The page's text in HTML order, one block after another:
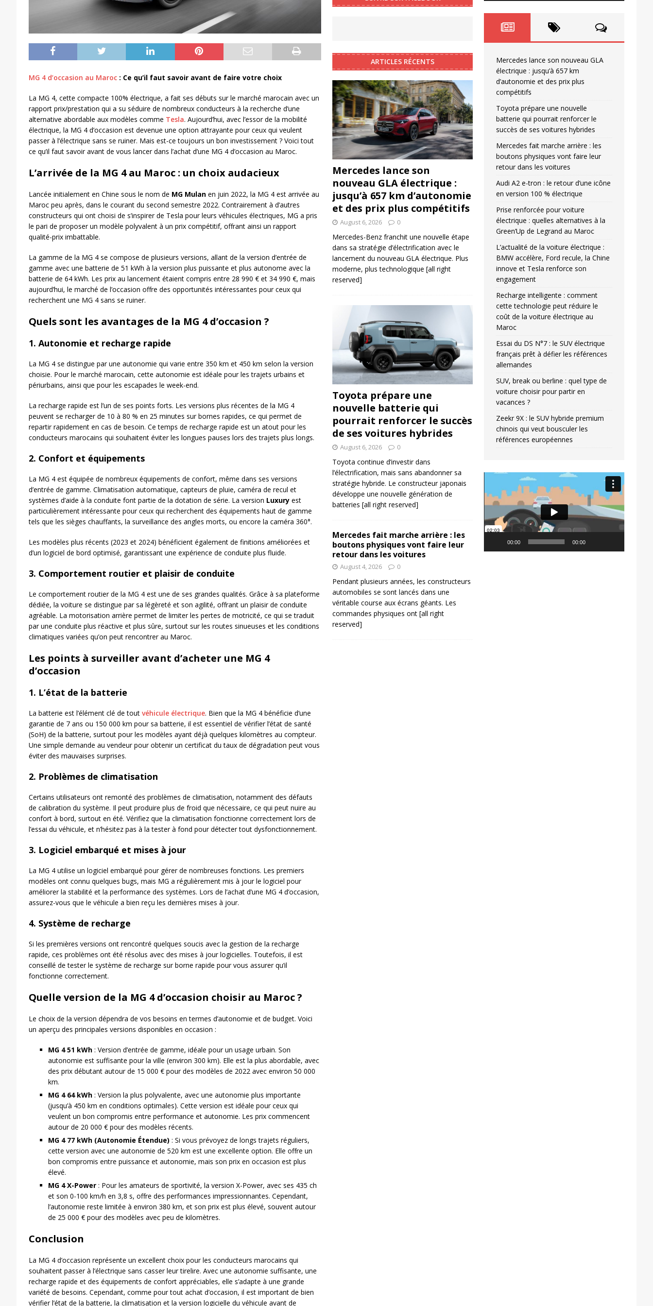
MG 4 d’occasion au Maroc: Ce qu’il faut savoir avant de faire votre choix
La MG 4, cette compacte 100% électrique, a fait ses débuts sur le marché marocain avec un
rapport prix/prestation qui a su séduire de nombreux conducteurs à la recherche d’une
alternative abordable aux modèles comme Tesla. Aujourd’hui, avec l’essor de la mobilité
électrique, la MG 4 d’occasion est devenue une option attrayante pour ceux qui veulent
passer à l’électrique sans se ruiner. Mais est-ce toujours un bon investissement ? Voici tout
ce qu’il faut savoir avant de vous lancer dans l’achat d’une MG 4 d’occasion au Maroc.
L’arrivée de la MG 4 au Maroc : un choix audacieux
Lancée initialement en Chine sous le nom de MG Mulanen juin 2022, la MG 4 est arrivée au
Maroc peu après, dans le courant du second semestre 2022. Contrairement à d’autres
constructeurs qui ont choisi de s’inspirer de Tesla pour leurs véhicules électriques, MG a pris
le pari de proposer un modèle polyvalent à un prix compétitif, offrant ainsi un rapport
qualité-prix imbattable.
La gamme de la MG 4 se compose de plusieurs versions, allant de la version d’entrée de
gamme avec une batterie de 51 kWh à la version plus puissante et plus autonome avec la
batterie de 64 kWh. Les prix au lancement étaient compris entre 28 990 € et 34 990 €, mais
aujourd’hui, le marché de l’occasion offre des opportunités intéressantes pour ceux qui
recherchent une MG 4 sans se ruiner.
Quels sont les avantages de la MG 4 d’occasion ?
1. Autonomie et recharge rapide
La MG 4 se distingue par une autonomie qui varie entre 350 km et 450 km selon la version
choisie. Pour le marché marocain, cette autonomie est idéale pour les trajets urbains et
périurbains, ainsi que pour les escapades le week-end.
La recharge rapide est l’un de ses points forts. Les versions plus récentes de la MG 4
peuvent se recharger de 10 à 80 % en 25 minutes sur bornes rapides, ce qui permet de
repartir rapidement en cas de besoin. Ce temps de recharge rapide est un atout pour les
conducteurs marocains qui souhaitent éviter les longues pauses lors des trajets plus longs.
2. Confort et équipements
La MG 4 est équipée de nombreux équipements de confort, même dans ses versions
d’entrée de gamme. Climatisation automatique, capteurs de pluie, caméra de recul et
systèmes d’aide à la conduite font partie de la dotation de série. La version Luxuryest
particulièrement intéressante pour ceux qui recherchent des équipements haut de gamme
tels que les sièges chauffants, la surveillance des angles morts, ou encore la caméra 360°.
Les modèles plus récents (2023 et 2024) bénéficient également de finitions améliorées et
d’un logiciel de bord optimisé, garantissant une expérience de conduite plus fluide.
3. Comportement routier et plaisir de conduite
Le comportement routier de la MG 4 est une de ses grandes qualités. Grâce à sa plateforme
dédiée, la voiture se distingue par sa légèreté et son agilité, offrant un plaisir de conduite
agréable. La motorisation arrière permet de limiter les pertes de motricité, ce qui se traduit
par une conduite plus réactive et plus sûre, surtout sur les routes sinueuses et les conditions
climatiques variées qu’on peut rencontrer au Maroc.
Les points à surveiller avant d’acheter une MG 4
d’occasion
1. L’état de la batterie
La batterie est l’élément clé de tout véhicule électrique. Bien que la MG 4 bénéficie d’une
garantie de 7 ans ou 150 000 km pour sa batterie, il est essentiel de vérifier l’état de santé
(SoH) de la batterie, surtout pour les modèles ayant déjà quelques kilomètres au compteur.
Une simple demande au vendeur pour obtenir un certificat du taux de dégradation peut vous
éviter des mauvaises surprises.
2. Problèmes de climatisation
Certains utilisateurs ont remonté des problèmes de climatisation, notamment des défauts
de calibration du système. Il peut produire plus de froid que nécessaire, ce qui peut nuire au
confort à bord, surtout en été. Vérifiez que la climatisation fonctionne correctement lors de
l’essai du véhicule, et n’hésitez pas à la tester à fond pour détecter tout dysfonctionnement.
3. Logiciel embarqué et mises à jour
La MG 4 utilise un logiciel embarqué pour gérer de nombreuses fonctions. Les premiers
modèles ont connu quelques bugs, mais MG a régulièrement mis à jour le logiciel pour
améliorer la stabilité et la performance des systèmes. Lors de l’achat d’une MG 4 d’occasion,
assurez-vous que le véhicule a bien reçu les dernières mises à jour.
4. Système de recharge
Si les premières versions ont rencontré quelques soucis avec la gestion de la recharge
rapide, ces problèmes ont été résolus avec des mises à jour logicielles. Toutefois, il est
conseillé de tester le système de recharge sur borne rapide pour vous assurer qu’il
fonctionne correctement.
Quelle version de la MG 4 d’occasion choisir au Maroc ?
Le choix de la version dépendra de vos besoins en termes d’autonomie et de budget. Voici
un aperçu des principales versions disponibles en occasion :
MG 4 51 kWh: Version d’entrée de gamme, idéale pour un usage urbain. Son
autonomie est suffisante pour la ville (environ 300 km). Elle est la plus abordable, avec
des prix débutant autour de 15 000 € pour des modèles de 2022 avec environ 50 000
km.
MG 4 64 kWh: Version la plus polyvalente, avec une autonomie plus importante
(jusqu’à 450 km en conditions optimales). Cette version est idéale pour ceux qui
veulent un bon compromis entre performance et autonomie. Les prix commencent
autour de 20 000 € pour des modèles récents.
MG 4 77 kWh (Autonomie Étendue) : Si vous prévoyez de longs trajets réguliers,
cette version avec une autonomie de 520 km est une excellente option. Elle offre un
bon compromis entre puissance et autonomie, mais son prix en occasion est plus
élevé.
MG 4 X-Power: Pour les amateurs de sportivité, la version X-Power, avec ses 435 ch
et son 0-100 km/h en 3,8 s, offre des performances impressionnantes. Cependant,
l’autonomie reste limitée à environ 380 km, et son prix est plus élevé, souvent autour
de 25 000 € pour des modèles avec peu de kilomètres.
Conclusion
La MG 4 d’occasion représente un excellent choix pour les conducteurs marocains qui
souhaitent passer à l’électrique sans casser leur tirelire. Avec une autonomie suffisante, une
recharge rapide et des équipements de confort appréciables, elle s’adapte à une grande
variété de besoins. Cependant, comme pour tout achat d’occasion, il est important de bien
vérifier l’état de la batterie, la climatisation et la version logicielle du véhicule avant de
ARTICLES RÉCENTS
Mercedes lance son
nouveau GLA électrique :
jusqu’à 657 km d’autonomie
et des prix plus compétitifs
August 6, 2026 0
Mercedes-Benz franchit une nouvelle étape
dans sa stratégie d’électrification avec le
lancement du nouveau GLA électrique. Plus
moderne, plus technologique [all right
reserved]
Toyota prépare une
nouvelle batterie qui
pourrait renforcer le succès
de ses voitures hybrides
August 6, 2026 0
Toyota continue d’investir dans
l’électrification, mais sans abandonner sa
stratégie hybride. Le constructeur japonais
développe une nouvelle génération de
batteries [all right reserved]
Mercedes fait marche arrière : les
boutons physiques vont faire leur
retour dans les voitures
August 4, 2026 0
Pendant plusieurs années, les constructeurs
automobiles se sont lancés dans une
véritable course aux écrans géants. Les
commandes physiques ont [all right
reserved]
Mercedes lance son nouveau GLA
électrique : jusqu’à 657 km
d’autonomie et des prix plus
compétitifs
Toyota prépare une nouvelle
batterie qui pourrait renforcer le
succès de ses voitures hybrides
Mercedes fait marche arrière : les
boutons physiques vont faire leur
retour dans les voitures
Audi A2 e-tron : le retour d’une icône
en version 100 % électrique
Prise renforcée pour voiture
électrique : quelles alternatives à la
Green’Up de Legrand au Maroc
L’actualité de la voiture électrique :
BMW accélère, Ford recule, la Chine
innove et Tesla renforce son
engagement
Recharge intelligente : comment
cette technologie peut réduire le
coût de la voiture électrique au
Maroc
Essai du DS N°7 : le SUV électrique
français prêt à défier les références
allemandes
SUV, break ou berline : quel type de
voiture choisir pour partir en
vacances ?
Zeekr 9X : le SUV hybride premium
chinois qui veut bousculer les
références européennes
Video
00:00 00:00